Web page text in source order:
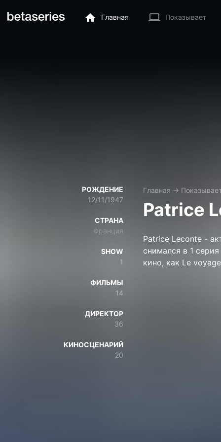
Главная Показывает
РОЖДЕНИЕ
12/11/1947
СТРАНА
Франция
SHOW
1
ФИЛЬМЫ
14
ДИРЕКТОР
36
КИНОСЦЕНАРИЙ
20
Главная →
Patrice
Patrice Leconte -
снимался в 1
кино, как Le